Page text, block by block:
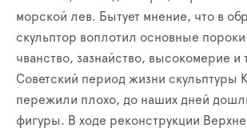
морской лев. Бытует мнение, что в
скульптор воплотил основные
чванство, зазнайство, высокомерие и
Советский период жизни скульптуры
пережили плохо, до наших дней
фигуры. В ходе реконструкции